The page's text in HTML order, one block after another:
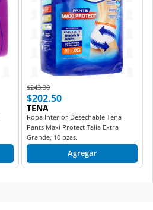
Price reduced from
$243.30to
$202.50
TENA
Ropa Interior Desechable Tena
Pants Maxi Protect Talla Extra
Grande, 10 pzas.
Agregar